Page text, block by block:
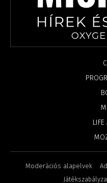
Moderációs alapelvek